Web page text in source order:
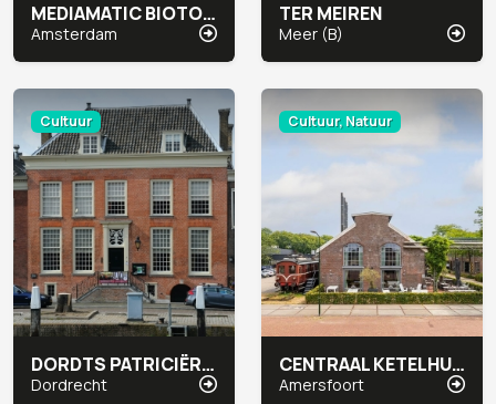
MEDIAMATIC BIOTOOP
Amsterdam
TER MEIREN
Meer (B)
Cultuur
DORDTS PATRICIËRSHUIS
Dordrecht
Cultuur, Natuur
CENTRAAL KETELHUIS
Amersfoort